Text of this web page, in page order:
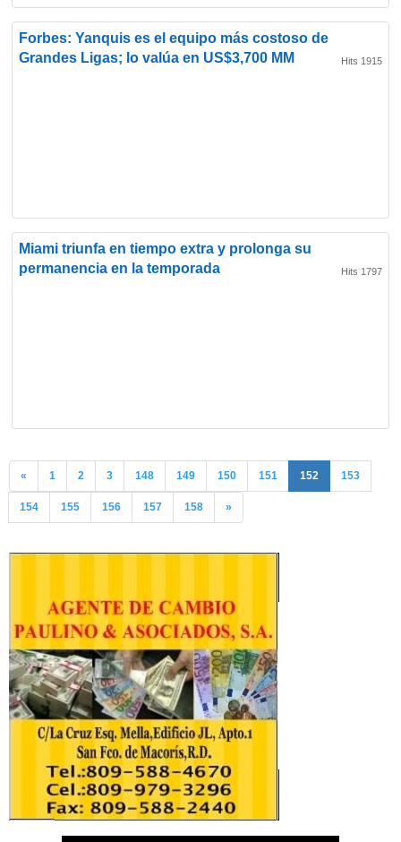
Forbes: Yanquis es el equipo más costoso de
Grandes Ligas; lo valúa en US$3,700 MM
Hits 1915
Miami triunfa en tiempo extra y prolonga su
permanencia en la temporada
Hits 1797
« 1 2 3 148 149 150 151 152 153
154 155 156 157 158 »